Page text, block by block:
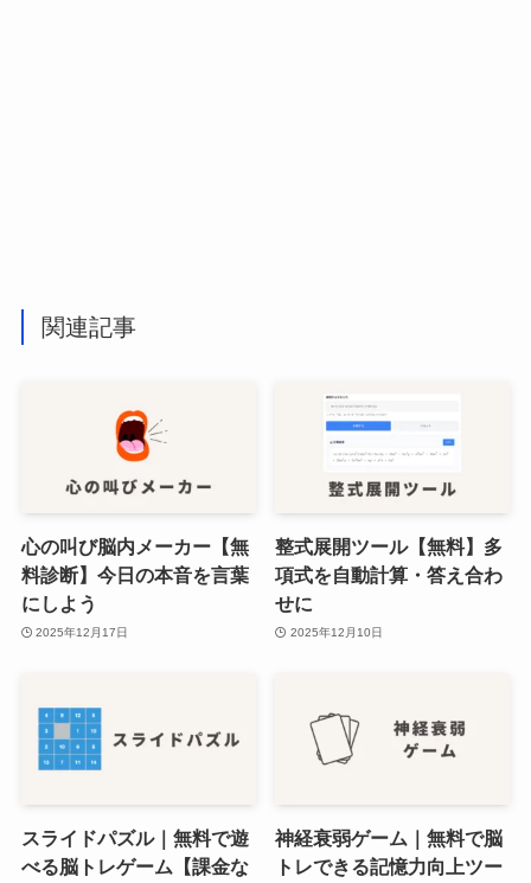
関連記事
心の叫び脳内メーカー【無
料診断】今日の本音を言葉
にしよう
2025年12月17日
整式展開ツール【無料】多
項式を自動計算・答え合わ
せに
2025年12月10日
スライドパズル｜無料で遊
べる脳トレゲーム【課金な
神経衰弱ゲーム｜無料で脳
トレできる記憶力向上ツー